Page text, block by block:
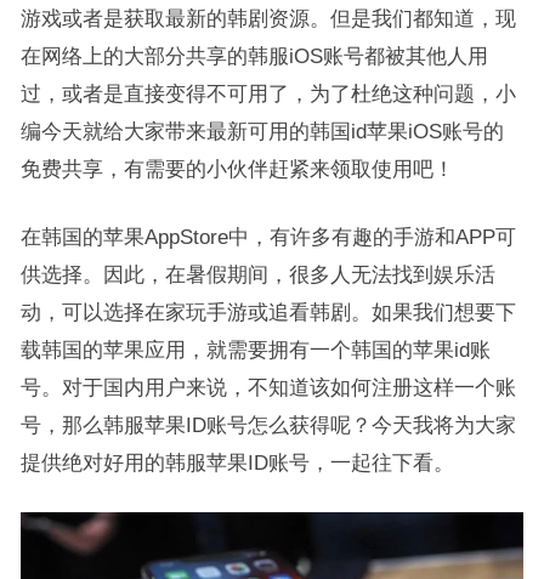
游戏或者是获取最新的韩剧资源。但是我们都知道，现
在网络上的大部分共享的韩服iOS账号都被其他人用
过，或者是直接变得不可用了，为了杜绝这种问题，小
编今天就给大家带来最新可用的韩国id苹果iOS账号的
免费共享，有需要的小伙伴赶紧来领取使用吧！
在韩国的苹果AppStore中，有许多有趣的手游和APP可
供选择。因此，在暑假期间，很多人无法找到娱乐活
动，可以选择在家玩手游或追看韩剧。如果我们想要下
载韩国的苹果应用，就需要拥有一个韩国的苹果id账
号。对于国内用户来说，不知道该如何注册这样一个账
号，那么韩服苹果ID账号怎么获得呢？今天我将为大家
提供绝对好用的韩服苹果ID账号，一起往下看。